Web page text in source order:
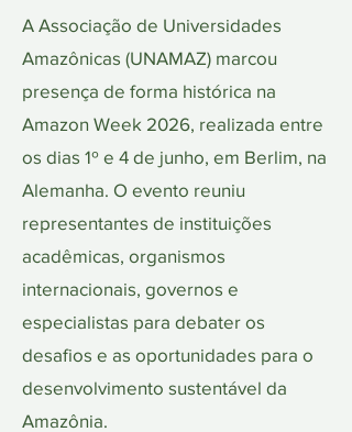
A Associação de Universidades
Amazônicas (UNAMAZ) marcou
presença de forma histórica na
Amazon Week 2026, realizada entre
os dias 1º e 4 de junho, em Berlim, na
Alemanha. O evento reuniu
representantes de instituições
acadêmicas, organismos
internacionais, governos e
especialistas para debater os
desafios e as oportunidades para o
desenvolvimento sustentável da
Amazônia.